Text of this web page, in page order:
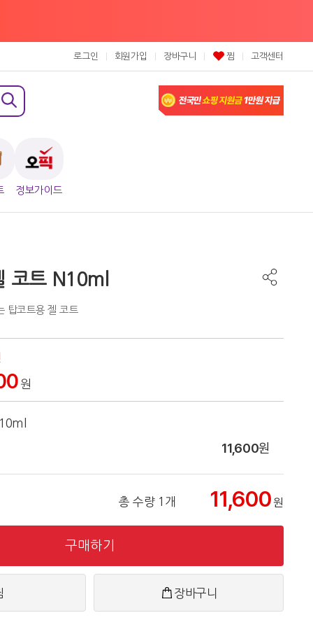
로그인 회원가입 장바구니 찜 고객센터
정보가이드
코트 N10ml
탑코트용 젤 코트
원
11,600원
총 수량 1개 11,600원
구매하기
장바구니